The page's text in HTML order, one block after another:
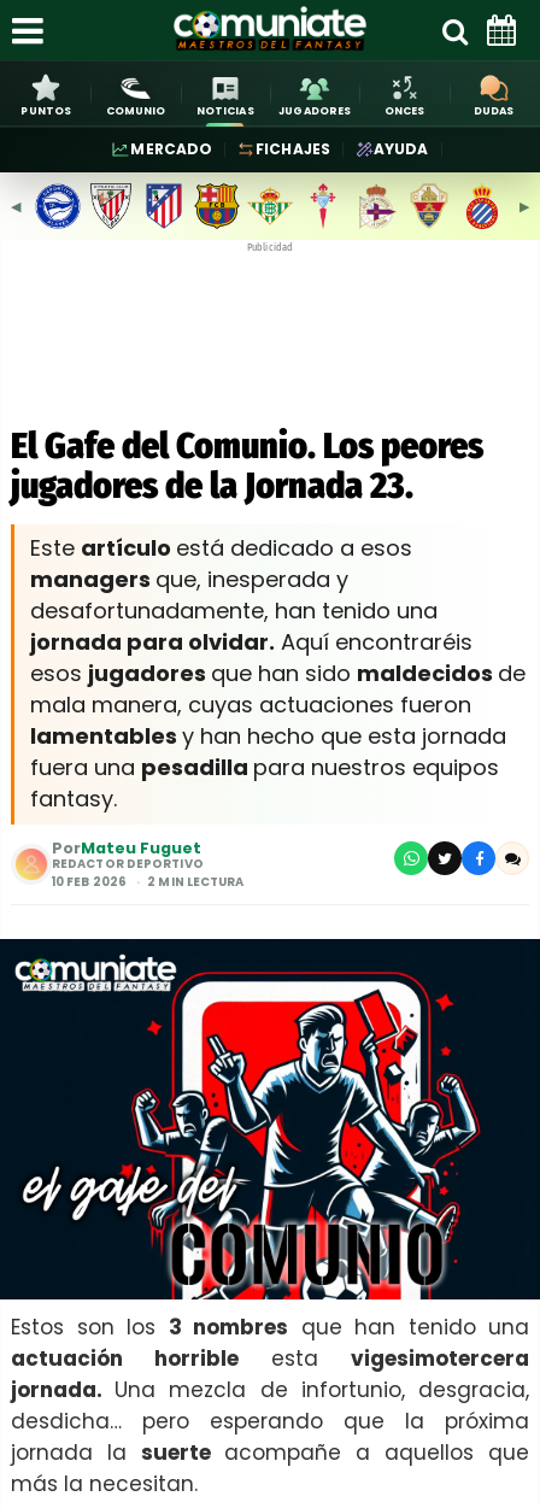
PUNTOS COMUNIO NOTICIAS JUGADORES ONCES DUDAS
MERCADO FICHAJES AYUDA
◀︎ ▶︎
Publicidad
El Gafe del Comunio. Los peores
jugadores de la Jornada 23.
Este artículo está dedicado a esos
managers que, inesperada y
desafortunadamente, han tenido una
jornada para olvidar. Aquí encontraréis
esos jugadores que han sido maldecidos de
mala manera, cuyas actuaciones fueron
lamentables y han hecho que esta jornada
fuera una pesadilla para nuestros equipos
fantasy.
PorMateu Fuguet
REDACTOR DEPORTIVO
10 FEB 2026
2 MIN LECTURA
Estos son los 3 nombres que han tenido una
actuación horrible esta vigesimotercera
jornada. Una mezcla de infortunio, desgracia,
desdicha… pero esperando que la próxima
jornada la suerte acompañe a aquellos que
más la necesitan.